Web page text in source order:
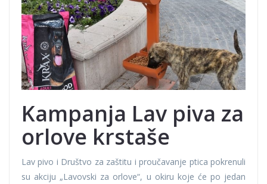
Kampanja Lav piva za
orlove krstaše
Lav pivo i Društvo za zaštitu i proučavanje ptica pokrenuli
su akciju „Lavovski za orlove“, u okiru koje će po jedan